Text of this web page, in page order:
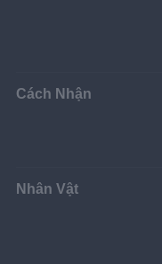
Cách Nhận
Nhân Vật